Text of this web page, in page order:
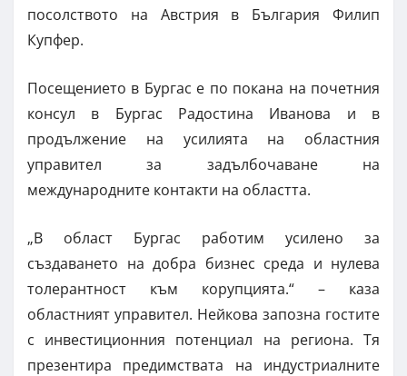
посолството на Австрия в България Филип
Купфер.
Посещението в Бургас е по покана на почетния
консул в Бургас Радостина Иванова и в
продължение на усилията на областния
управител за задълбочаване на
международните контакти на областта.
„В област Бургас работим усилено за
създаването на добра бизнес среда и нулева
толерантност към корупцията.“ – каза
областният управител. Нейкова запозна гостите
с инвестиционния потенциал на региона. Тя
презентира предимствата на индустриалните